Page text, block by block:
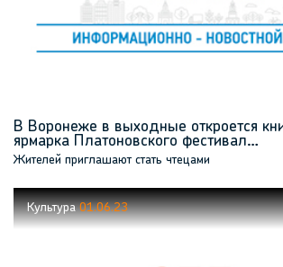
В Воронеже в выходные откроется
ярмарка Платоновского фестивал…
Жителей приглашают стать чтецами
Культура01.06.23